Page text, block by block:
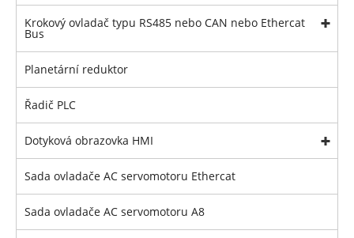
Krokový ovladač typu RS485 nebo CAN nebo Ethercat
Bus
Planetární reduktor
Řadič PLC
Dotyková obrazovka HMI
Sada ovladače AC servomotoru Ethercat
Sada ovladače AC servomotoru A8